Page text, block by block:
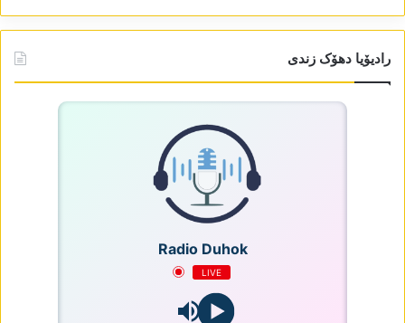
رادیۆیا دھۆک زندی
Radio Duhok
LIVE